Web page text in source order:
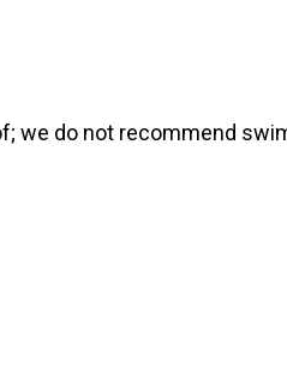
we do not recommend